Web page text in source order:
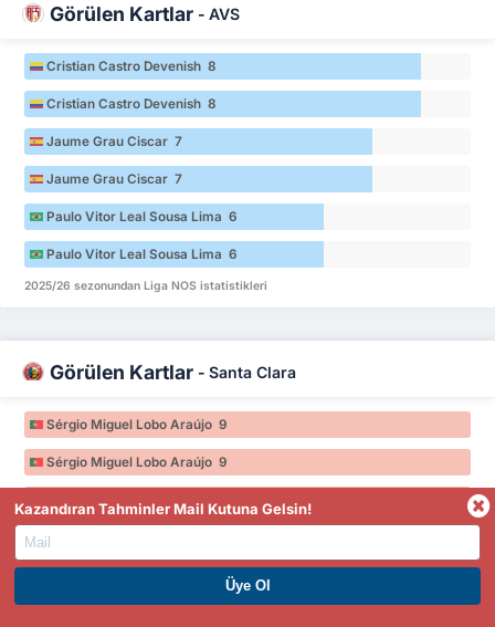
Görülen Kartlar - AVS
Cristian Castro Devenish 8
Cristian Castro Devenish 8
Jaume Grau Ciscar 7
Jaume Grau Ciscar 7
Paulo Vitor Leal Sousa Lima 6
Paulo Vitor Leal Sousa Lima 6
2025/26 sezonundan Liga NOS istatistikleri
Görülen Kartlar - Santa Clara
Sérgio Miguel Lobo Araújo 9
Sérgio Miguel Lobo Araújo 9
Sidney Alexssander Pena De Lima 9
Sidney Alexssander Pena De Lima 9
PREMIUM ÜYE OL. HEMEN KAZAN
Kazandıran Tahminler Mail Kutuna Gelsin!